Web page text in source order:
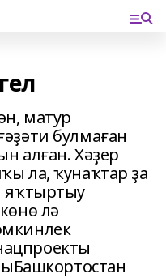
матур
булмаған
алған. Хәҙер
ла, ҡунаҡтар ҙа
яҡтыртыу
лә